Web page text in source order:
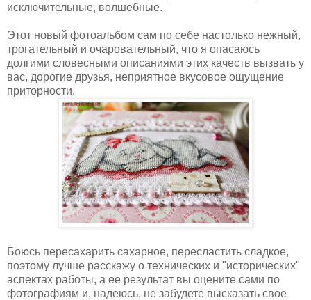
исключительные, волшебные.
Этот новый фотоальбом сам по себе настолько нежный,
трогательный и очаровательный, что я опасаюсь
долгими словесными описаниями этих качеств вызвать у
вас, дорогие друзья, неприятное вкусовое ощущение
приторности.
Боюсь пересахарить сахарное, пересластить сладкое,
поэтому лучше расскажу о технических и "исторических"
аспектах работы, а ее результат вы оцените сами по
фотографиям и, надеюсь, не забудете высказать свое